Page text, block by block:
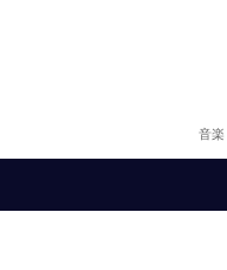
音